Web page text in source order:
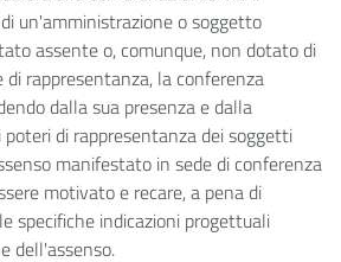
un'amministrazione o soggetto
assente o, comunque, non dotato di
rappresentanza, la conferenza
dalla sua presenza e dalla
poteri di rappresentanza dei soggetti
manifestato in sede di conferenza
motivato e recare, a pena di
specifiche indicazioni progettuali
dell'assenso.